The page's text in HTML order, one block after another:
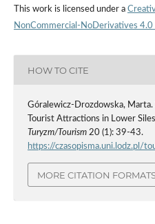
This work is licensed under a
NonCommercial-NoDerivatives
HOW TO CITE
Góralewicz-Drozdowska,
Tourist Attractions in Lower
Turyzm/Tourism20 (1): 39-43.
https://czasopisma.uni.lodz.pl/
MORE CITATION